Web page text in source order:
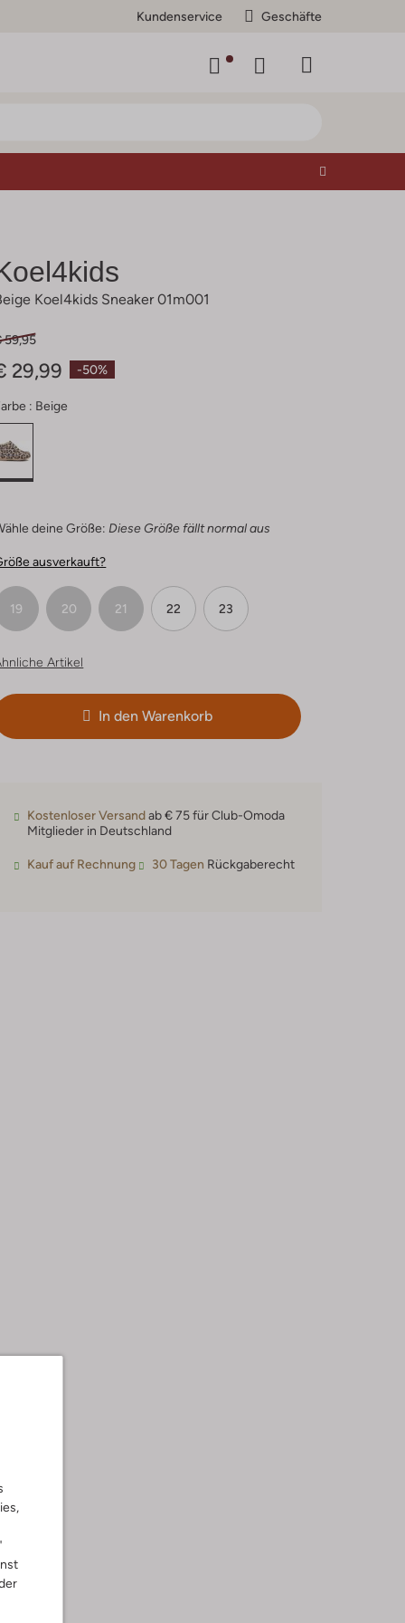
Kundenservice Geschäfte
Koel4kids Sneaker 01m001
-50%
59,95
29,99
: Beige
deine Größe: Diese Größe fällt normal aus
ausverkauft?
19 20 21 22 23
Artikel
In den Warenkorb
Kostenloser Versandab € 75 für Club-Omoda
Mitglieder in Deutschland
Kauf auf Rechnung 30 Tagen Rückgaberecht